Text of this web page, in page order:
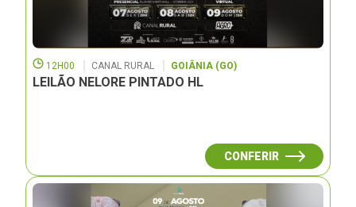
12H00 CANAL RURAL GOIÂNIA (GO)
LEILÃO NELORE PINTADO HL
CONFERIR